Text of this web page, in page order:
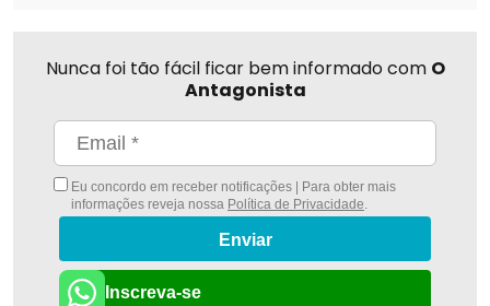
Nunca foi tão fácil ficar bem informado com O
Antagonista
Eu concordo em receber notificações | Para obter mais
informações reveja nossa Política de Privacidade.
Enviar
Inscreva-se